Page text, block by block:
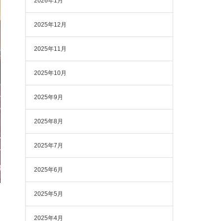
2025年12月
2025年11月
2025年10月
2025年9月
2025年8月
2025年7月
2025年6月
2025年5月
2025年4月